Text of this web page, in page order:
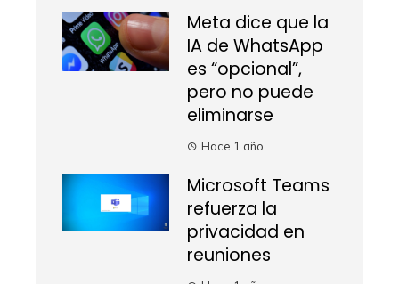
Meta dice que la
IA de WhatsApp
es “opcional”,
pero no puede
eliminarse
Hace 1 año
Microsoft Teams
refuerza la
privacidad en
reuniones